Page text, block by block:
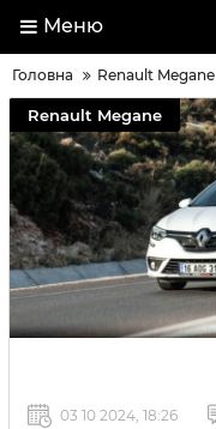
Меню
Головна Renault Megane
Renault Megane
03 10 2024, 18:26